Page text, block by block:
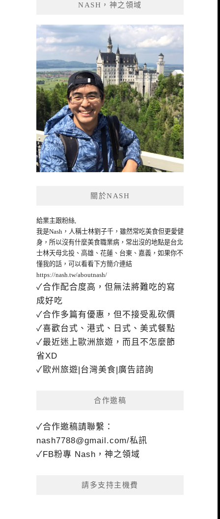
NASH，神之領域
關於NASH
給業主跟粉絲,
我是Nash，人稱士林劉子千，雖然常吃美食但更愛健
身，所以沒有什麼美食職業病，常出沒的地點是台北
士林天母北投、高雄、花蓮、台東、嘉義，如果你不
懂我的話，可以看看下方簡介連結
https://nash.tw/aboutnash/
✓合作配合度高，但無法將難吃的寫
成好吃
✓合作多篇有優惠，但不接受亂砍價
✓喜歡台式、港式、日式、美式餐點
✓最近迷上歐洲旅遊，而且不怎麼節
省XD
✓歐州旅遊|台灣美食|廣告諮詢
合作邀稿
✓合作邀稿請聯繫：
nash7788@gmail.com/私訊
✓FB粉專 Nash，神之領域
請多支持主機費